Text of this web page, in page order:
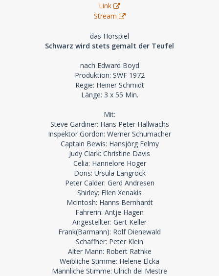
Link
Stream
das Hörspiel
Schwarz wird stets gemalt der Teufel
nach Edward Boyd
Produktion: SWF 1972
Regie: Heiner Schmidt
Länge: 3 x 55 Min.
Mit:
Steve Gardiner: Hans Peter Hallwachs
Inspektor Gordon: Werner Schumacher
Captain Bewis: Hansjörg Felmy
Judy Clark: Christine Davis
Celia: Hannelore Hoger
Doris: Ursula Langrock
Peter Calder: Gerd Andresen
Shirley: Ellen Xenakis
Mcintosh: Hanns Bernhardt
Fahrerin: Antje Hagen
Angestellter: Gert Keller
Frank(Barmann): Rolf Dienewald
Schaffner: Peter Klein
Alter Mann: Robert Rathke
Weibliche Stimme: Helene Elcka
Männliche Stimme: Ulrich del Mestre